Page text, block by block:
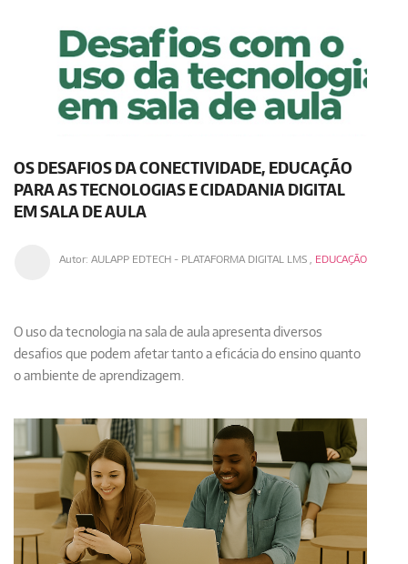
OS DESAFIOS DA CONECTIVIDADE, EDUCAÇÃO
PARA AS TECNOLOGIAS E CIDADANIA DIGITAL
EM SALA DE AULA
Autor: AULAPP EDTECH - PLATAFORMA DIGITAL LMS, EDUCAÇÃO
O uso da tecnologia na sala de aula apresenta diversos
desafios que podem afetar tanto a eficácia do ensino quanto
o ambiente de aprendizagem. ​​​​​​​